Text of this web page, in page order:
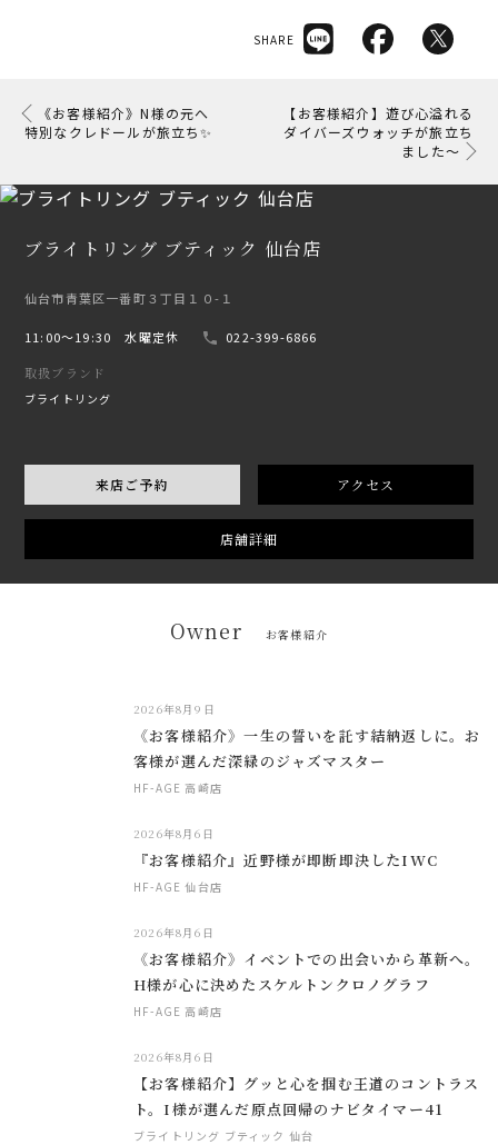
SHARE
《お客様紹介》N様の元へ
特別なクレドールが旅立ち✨
【お客様紹介】遊び心溢れる
ダイバーズウォッチが旅立ち
ました〜
ブライトリング ブティック 仙台店
仙台市青葉区一番町３丁目１０-１
11:00〜19:30 水曜定休
022-399-6866
取扱ブランド
ブライトリング
来店ご予約 アクセス
店舗詳細
Owner お客様紹介
2026年8月9日
《お客様紹介》一生の誓いを託す結納返しに。お
客様が選んだ深緑のジャズマスター
HF-AGE 高崎店
2026年8月6日
『お客様紹介』近野様が即断即決したIWC
HF-AGE 仙台店
2026年8月6日
《お客様紹介》イベントでの出会いから革新へ。
H様が心に決めたスケルトンクロノグラフ
HF-AGE 高崎店
2026年8月6日
【お客様紹介】グッと心を掴む王道のコントラス
ト。I様が選んだ原点回帰のナビタイマー41
ブライトリング ブティック 仙台